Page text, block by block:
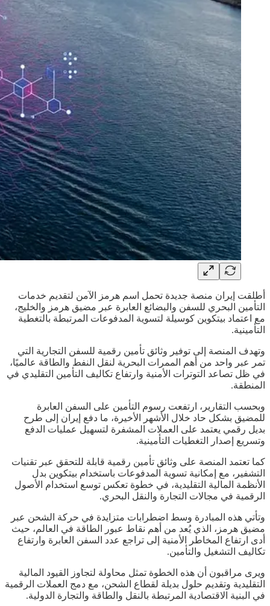
أطلقت إيران منصة جديدة تحمل اسم هرمز الآمن لتقديم خدمات
التأمين البحري للسفن والبضائع العابرة عبر مضيق هرمز والخليج،
مع اعتماد بيتكوين كوسيلة لتسوية المدفوعات المرتبطة بالتغطية
التأمينية.
وتهدف المنصة إلى توفير وثائق تأمين رقمية للسفن التجارية التي
تمر عبر واحد من أهم الممرات البحرية لنقل النفط والطاقة عالميًا،
في ظل تصاعد التوترات الأمنية وارتفاع تكاليف التأمين التقليدي في
المنطقة.
وبحسب التقارير، ارتفعت رسوم التأمين على السفن العابرة
للمضيق بشكل حاد خلال الأشهر الأخيرة، ما دفع إيران إلى طرح
بديل رقمي يعتمد على العملات المشفرة لتسهيل عمليات الدفع
وتسريع إصدار التغطيات التأمينية.
كما تعتمد المنصة على وثائق تأمين رقمية قابلة للتحقق عبر تقنيات
التشفير، مع إمكانية تسوية المدفوعات باستخدام بيتكوين بدل
الأنظمة المالية التقليدية، في خطوة تعكس توسع استخدام الأصول
الرقمية في مجالات التجارة والنقل البحري.
وتأتي هذه المبادرة وسط اضطرابات متزايدة في حركة الشحن عبر
مضيق هرمز، الذي يُعد من أهم نقاط عبور الطاقة في العالم، حيث
أدى ارتفاع المخاطر الأمنية إلى تراجع عدد السفن العابرة وارتفاع
تكاليف التشغيل والتأمين.
ويرى مراقبون أن هذه الخطوة تمثل محاولة لتجاوز القيود المالية
التقليدية وتقديم حلول بديلة لقطاع الشحن، مع دمج العملات الرقمية
في البنية الاقتصادية المرتبطة بالنقل والطاقة والتجارة الدولية.